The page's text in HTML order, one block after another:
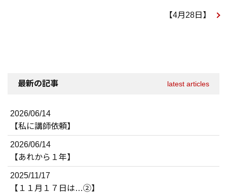
【4月28日】
最新の記事 latest articles
2026/06/14
【私に講師依頼】
2026/06/14
【あれから１年】
2025/11/17
【１１月１７日は…②】